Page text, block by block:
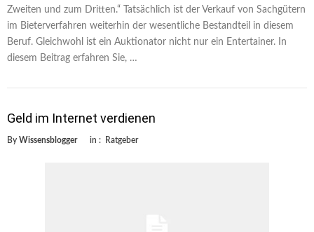
Zweiten und zum Dritten.“ Tatsächlich ist der Verkauf von Sachgütern
im Bieterverfahren weiterhin der wesentliche Bestandteil in diesem
Beruf. Gleichwohl ist ein Auktionator nicht nur ein Entertainer. In
diesem Beitrag erfahren Sie, …
Geld im Internet verdienen
By Wissensblogger in : Ratgeber